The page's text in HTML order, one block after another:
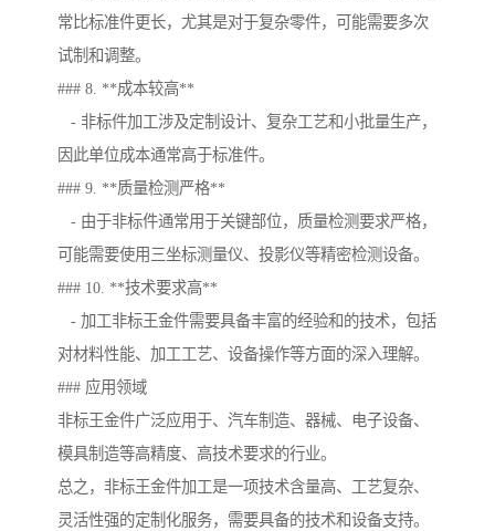
常比标准件更长，尤其是对于复杂零件，可能需要多次
试制和调整。
### 8. **成本较高**
- 非标件加工涉及定制设计、复杂工艺和小批量生产，
因此单位成本通常高于标准件。
### 9. **质量检测严格**
- 由于非标件通常用于关键部位，质量检测要求严格，
可能需要使用三坐标测量仪、投影仪等精密检测设备。
### 10. **技术要求高**
- 加工非标王金件需要具备丰富的经验和的技术，包括
对材料性能、加工工艺、设备操作等方面的深入理解。
### 应用领域
非标王金件广泛应用于、汽车制造、器械、电子设备、
模具制造等高精度、高技术要求的行业。
总之，非标王金件加工是一项技术含量高、工艺复杂、
灵活性强的定制化服务，需要具备的技术和设备支持。